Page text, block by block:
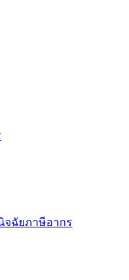
จฉัยภาษีอากร